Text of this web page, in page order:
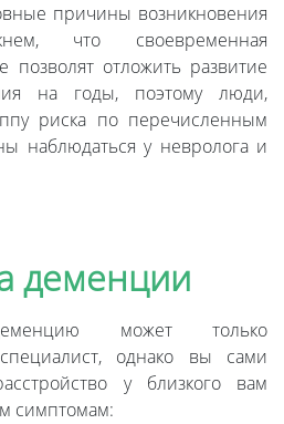
причины возникновения
что своевременная
позволят отложить развитие
на годы, поэтому люди,
риска по перечисленным
наблюдаться у невролога и
деменции
может только
однако вы сами
у близкого вам
симптомам: